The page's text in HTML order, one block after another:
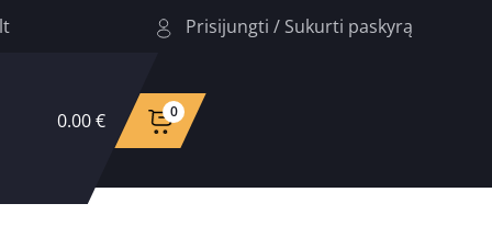
Prisijungti / Sukurti paskyrą
0.00 € 0